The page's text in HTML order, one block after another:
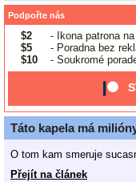
Podpořte nás
$2
- Ikona patrona
$5
- Poradna bez
$10
- Soukromé
Táto kapela má
O tom kam smeruje
Přejít na článek